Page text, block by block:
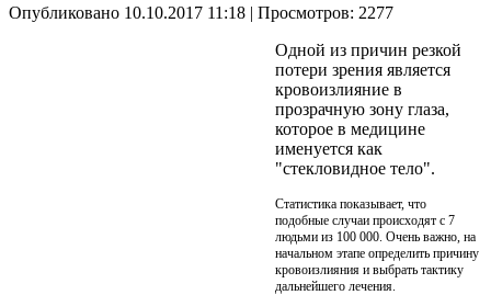
Опубликовано 10.10.2017 11:18 | Просмотров: 2277
Одной из причин резкой
потери зрения является
кровоизлияние в
прозрачную зону глаза,
которое в медицине
именуется как
"стекловидное тело".
Статистика показывает, что
подобные случаи происходят с 7
людьми из 100 000. Очень важно, на
начальном этапе определить причину
кровоизлияния и выбрать тактику
дальнейшего лечения.